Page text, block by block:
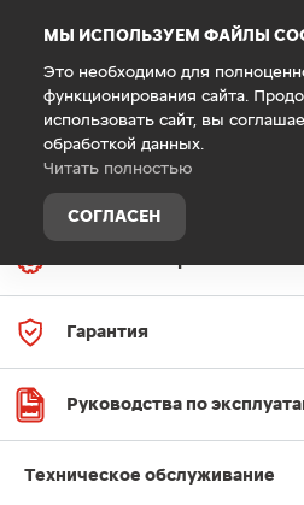
МЫ ИСПОЛЬЗУЕМ ФАЙЛЫ
Это необходимо для
функционирования сайта.
использовать сайт, вы
обработкой данных.
Читать полностью
СОГЛАСЕН
Главная Техническое
Гарантия
Руководства по
Техническое обслуживание